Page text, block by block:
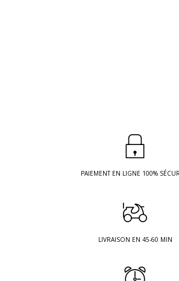
PAIEMENT EN LIGNE 100%
LIVRAISON EN 45-60 MIN